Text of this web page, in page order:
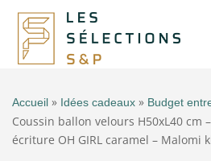
Accueil » Idées cadeaux » Budget
Coussin ballon velours H50xL40 cm
écriture OH GIRL caramel – Malomi